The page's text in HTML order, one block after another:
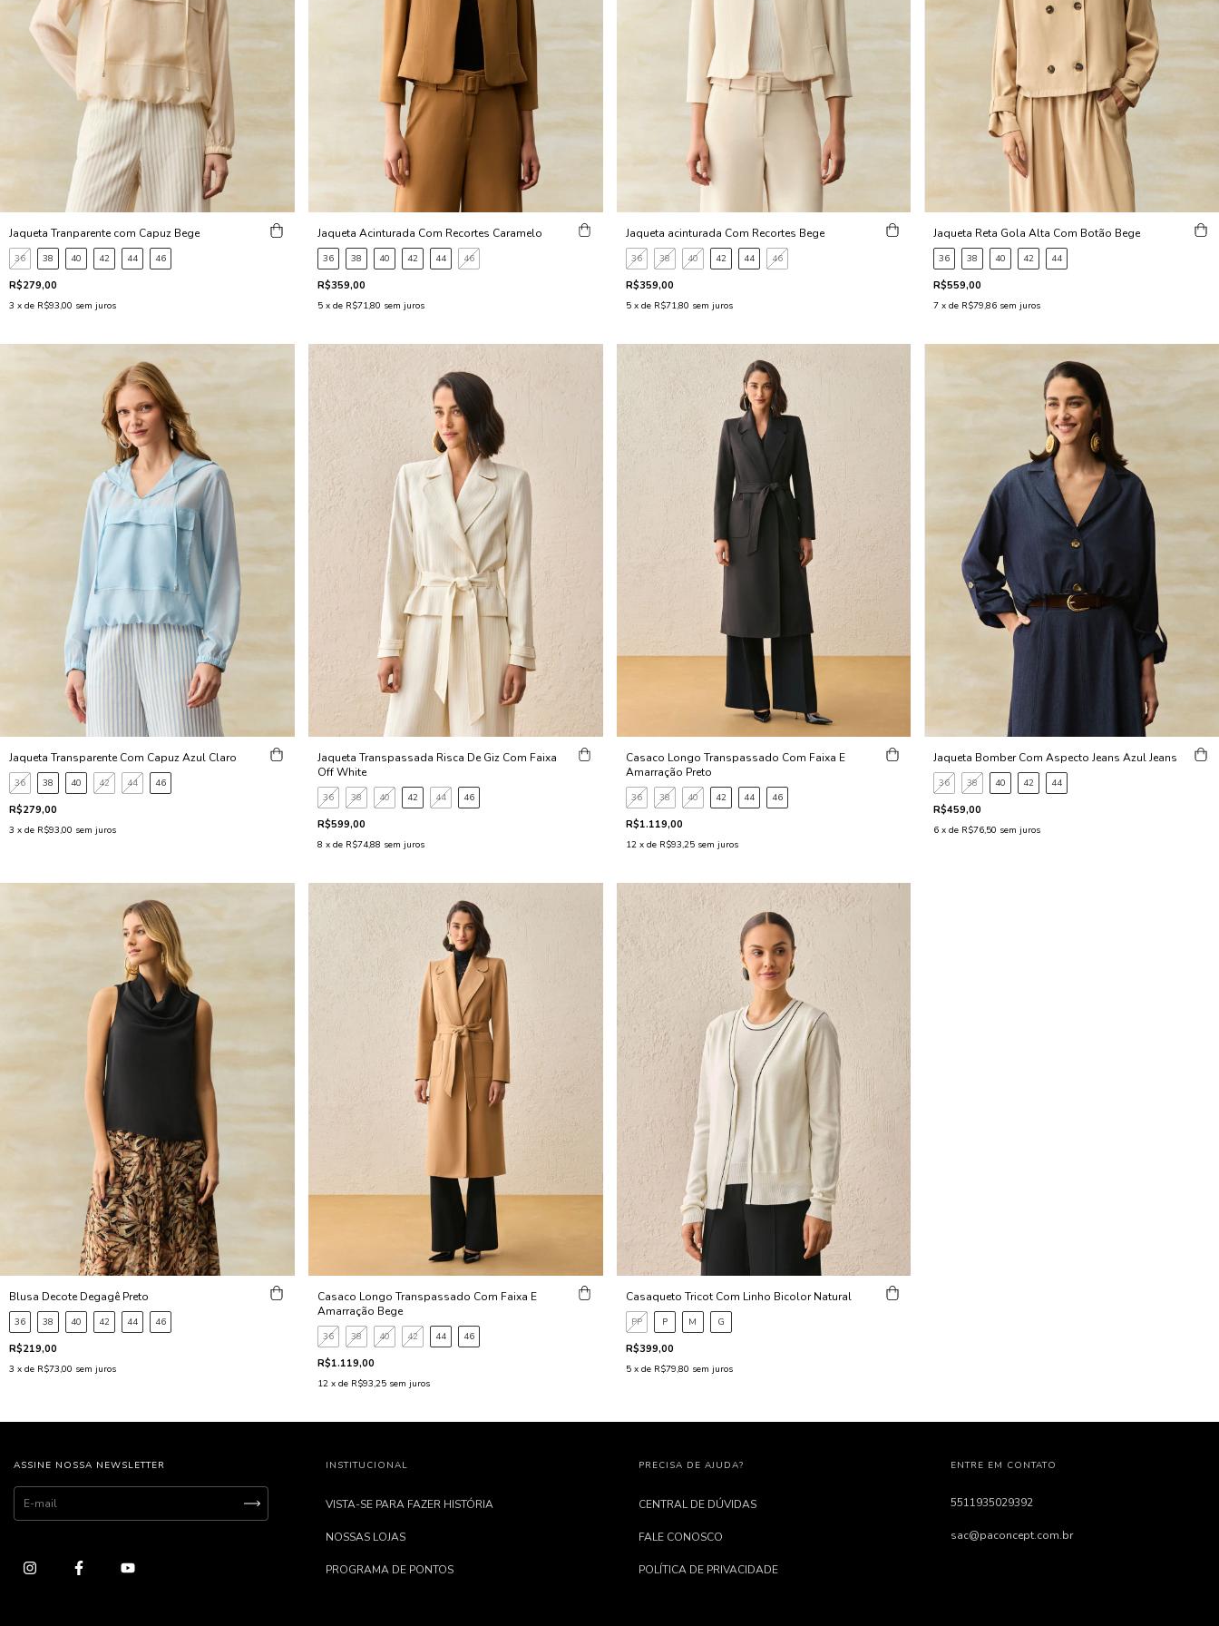
Jaqueta Tranparente com Capuz Bege
36 38 40 42 44 46
R$279,00
3 x de R$93,00 sem juros
Jaqueta Acinturada Com Recortes Caramelo
36 38 40 42 44 46
R$359,00
5 x de R$71,80 sem juros
Jaqueta acinturada Com Recortes Bege
36 38 40 42 44 46
R$359,00
5 x de R$71,80 sem juros
Jaqueta Reta Gola Alta Com Botão Bege
36 38 40 42 44
R$559,00
7 x de R$79,86 sem juros
Jaqueta Transparente Com Capuz Azul Claro
36 38 40 42 44 46
R$279,00
3 x de R$93,00 sem juros
Jaqueta Transpassada Risca De Giz Com Faixa
Off White
36 38 40 42 44 46
R$599,00
8 x de R$74,88 sem juros
Casaco Longo Transpassado Com Faixa E
Amarração Preto
36 38 40 42 44 46
R$1.119,00
12 x de R$93,25 sem juros
Jaqueta Bomber Com Aspecto Jeans Azul Jeans
36 38 40 42 44
R$459,00
6 x de R$76,50 sem juros
Blusa Decote Degagê Preto
36 38 40 42 44 46
R$219,00
3 x de R$73,00 sem juros
Casaco Longo Transpassado Com Faixa E
Amarração Bege
36 38 40 42 44 46
R$1.119,00
12 x de R$93,25 sem juros
Casaqueto Tricot Com Linho Bicolor Natural
PP P M G
R$399,00
5 x de R$79,80 sem juros
ASSINE NOSSA NEWSLETTER INSTITUCIONAL
VISTA-SE PARA FAZER HISTÓRIA
NOSSAS LOJAS
PROGRAMA DE PONTOS
PRECISA DE AJUDA?
CENTRAL DE DÚVIDAS
FALE CONOSCO
POLÍTICA DE PRIVACIDADE
ENTRE EM CONTATO
5511935029392
sac@paconcept.com.br